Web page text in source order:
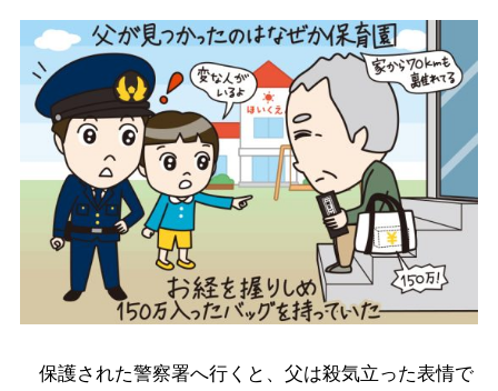
保護された警察署へ行くと、父は殺気立った表情で